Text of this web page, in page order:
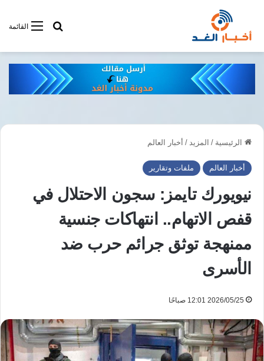
القائمةأبحت فى
الرئيسية / المزيد / أخبار العالم
أخبار العالم ملفات وتقارير
نيويورك تايمز: سجون الاحتلال في
قفص الاتهام.. انتهاكات جنسية
ممنهجة توثق جرائم حرب ضد
الأسرى
2026/05/25 12:01 صباحًا